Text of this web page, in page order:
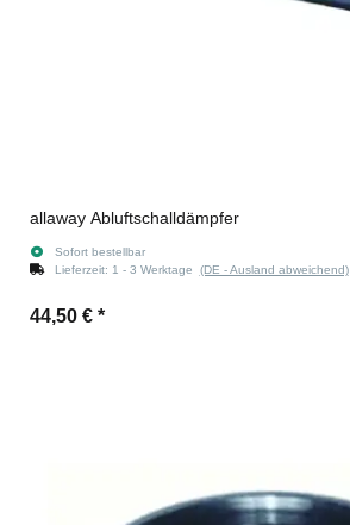
allaway Abluftschalldämpfer
Sofort bestellbar
Lieferzeit: 1 - 3 Werktage (DE - Ausland abweichend)
44,50 € *